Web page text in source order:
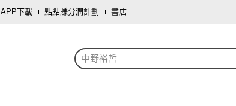
APP下載 點點賺分潤計劃 書店
中野裕哲